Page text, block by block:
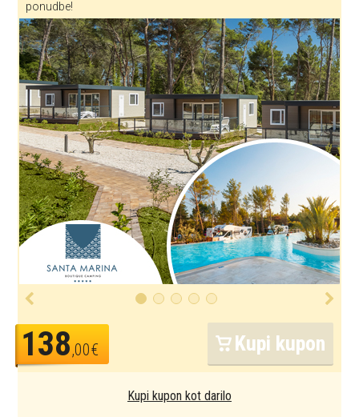
ponudbe!
138,00€ Kupi kupon
Kupi kupon kot darilo